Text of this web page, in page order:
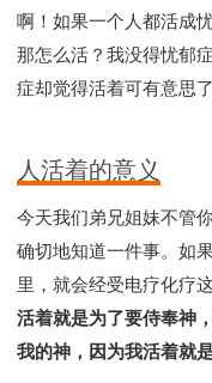
啊！如果一个人都活成
那怎么活？我没得忧郁
症却觉得活着可有意思
人活着的意义
今天我们弟兄姐妹不管
确切地知道一件事。如
里，就会经受电疗化疗
活着就是为了要侍奉神
我的神，因为我活着就